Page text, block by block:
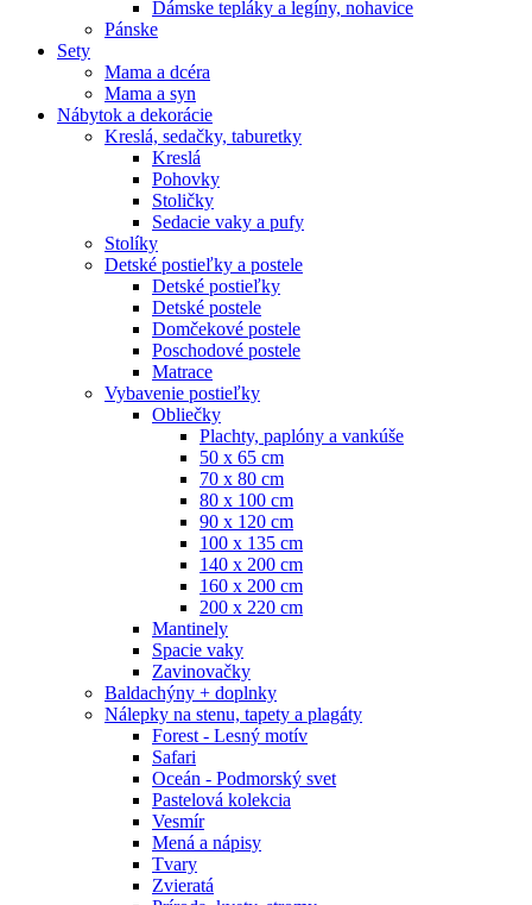
Dámske tepláky a legíny, nohavice
Pánske
Sety
Mama a dcéra
Mama a syn
Nábytok a dekorácie
Kreslá, sedačky, taburetky
Kreslá
Pohovky
Stoličky
Sedacie vaky a pufy
Stolíky
Detské postieľky a postele
Detské postieľky
Detské postele
Domčekové postele
Poschodové postele
Matrace
Vybavenie postieľky
Obliečky
Plachty, paplóny a vankúše
50 x 65 cm
70 x 80 cm
80 x 100 cm
90 x 120 cm
100 x 135 cm
140 x 200 cm
160 x 200 cm
200 x 220 cm
Mantinely
Spacie vaky
Zavinovačky
Baldachýny + doplnky
Nálepky na stenu, tapety a plagáty
Forest - Lesný motív
Safari
Oceán - Podmorský svet
Pastelová kolekcia
Vesmír
Mená a nápisy
Tvary
Zvieratá